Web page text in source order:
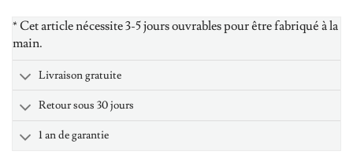
* Cet article nécessite 3-5 jours ouvrables pour être fabriqué à la
main.
Livraison gratuite
Retour sous 30 jours
1 an de garantie